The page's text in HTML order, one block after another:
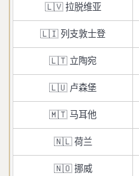
🇱🇻 拉脱维亚
🇱🇮 列支敦士登
🇱🇹 立陶宛
🇱🇺 卢森堡
🇲🇹 马耳他
🇳🇱 荷兰
🇳🇴 挪威